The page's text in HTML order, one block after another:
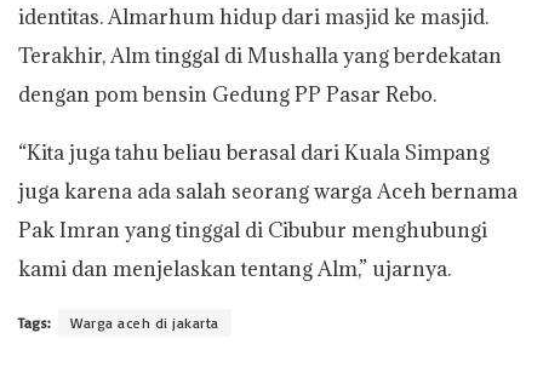
identitas. Almarhum hidup dari masjid ke masjid.
Terakhir, Alm tinggal di Mushalla yang berdekatan
dengan pom bensin Gedung PP Pasar Rebo.
“Kita juga tahu beliau berasal dari Kuala Simpang
juga karena ada salah seorang warga Aceh bernama
Pak Imran yang tinggal di Cibubur menghubungi
kami dan menjelaskan tentang Alm,” ujarnya.
Tags: Warga aceh di jakarta